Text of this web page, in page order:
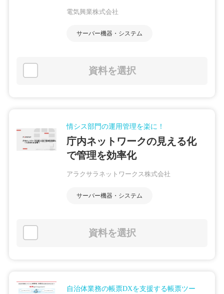
電気興業株式会社
サーバー機器・システム
資料を選択
情シス部門の運用管理を楽に！
庁内ネットワークの見える化
で管理を効率化
アラクサラネットワークス株式会社
サーバー機器・システム
資料を選択
自治体業務の帳票DXを支援する帳票ツー